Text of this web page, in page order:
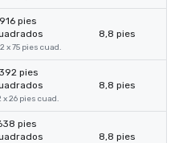
pies
x 75 pies cuad.
8,8 pies
pies
x 26 pies cuad.
8,8 pies
pies
8,8 pies